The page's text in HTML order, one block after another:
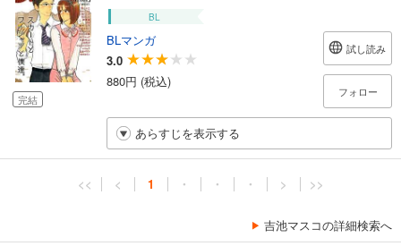
完結
BL
BLマンガ
3.0
880円 (税込)
試し読み
フォロー
あらすじを表示する
<< < 1 ・ ・ ・ > >>
吉池マスコの詳細検索へ